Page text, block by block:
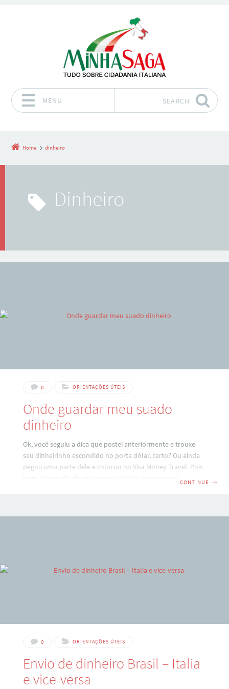
MENU SEARCH
Home dinheiro
dinheiro
0 ORIENTAÇÕES ÚTEIS
Onde guardar meu suado
dinheiro
Ok, você seguiu a dica que postei anteriormente e trouxe
seu dinheirinho escondido no porta dólar, certo? Ou ainda
pegou uma parte dele e colocou no Visa Money Travel. Pois
CONTINUE →
0 ORIENTAÇÕES ÚTEIS
Envio de dinheiro Brasil – Italia
e vice-versa